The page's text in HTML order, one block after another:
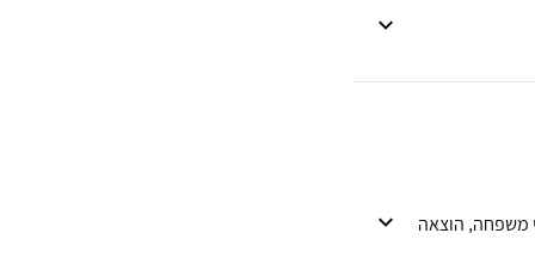
משפחה, הוצאה